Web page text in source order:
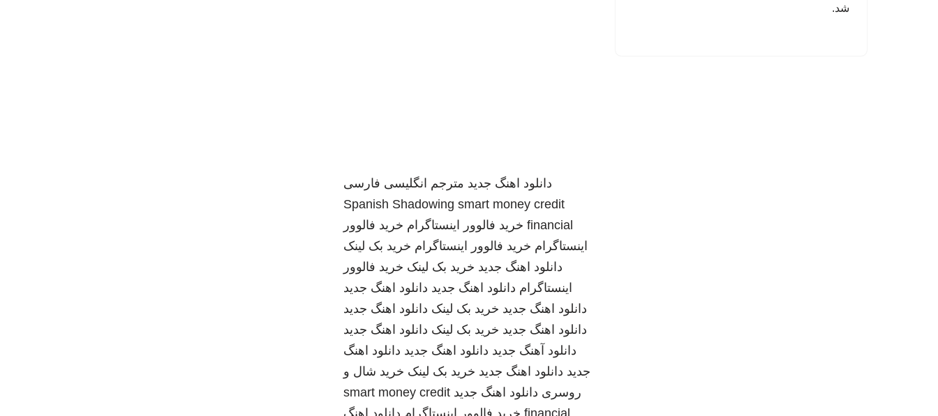
شد.
دانلود اهنگ جدید مترجم انگلیسی فارسی
Spanish Shadowing smart money credit
financial خرید فالوور اینستاگرام خرید فالوور
اینستاگرام خرید فالوور اینستاگرام خرید بک لینک
دانلود اهنگ جدید خرید بک لینک خرید فالوور
اینستاگرام دانلود اهنگ جدید دانلود اهنگ جدید
دانلود اهنگ جدید خرید بک لینک دانلود اهنگ جدید
دانلود اهنگ جدید خرید بک لینک دانلود اهنگ جدید
دانلود آهنگ جدید دانلود اهنگ جدید دانلود اهنگ
جدید دانلود اهنگ جدید خرید بک لینک خرید شال و
روسری دانلود اهنگ جدید smart money credit